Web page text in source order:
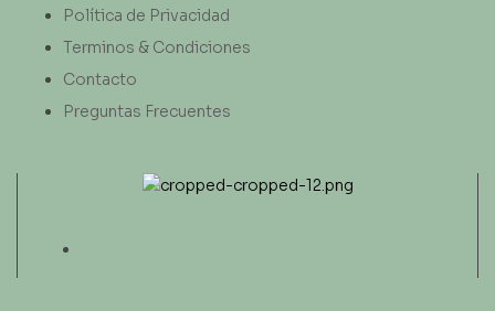
Política de Privacidad
Terminos & Condiciones
Contacto
Preguntas Frecuentes